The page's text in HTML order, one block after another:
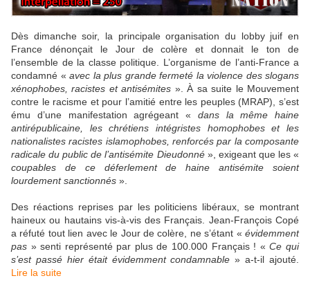
Dès dimanche soir, la principale organisation du lobby juif en
France dénonçait le Jour de colère et donnait le ton de
l’ensemble de la classe politique. L’organisme de l’anti-France a
condamné « avec la plus grande fermeté la violence des slogans
xénophobes, racistes et antisémites ». À sa suite le Mouvement
contre le racisme et pour l’amitié entre les peuples (MRAP), s’est
ému d’une manifestation agrégeant « dans la même haine
antirépublicaine, les chrétiens intégristes homophobes et les
nationalistes racistes islamophobes, renforcés par la composante
radicale du public de l’antisémite Dieudonné», exigeant que les «
coupables de ce déferlement de haine antisémite soient
lourdement sanctionnés ».
Des réactions reprises par les politiciens libéraux, se montrant
haineux ou hautains vis-à-vis des Français. Jean-François Copé
a réfuté tout lien avec le Jour de colère, ne s’étant « évidemment
pas » senti représenté par plus de 100.000 Français ! «Ce qui
s’est passé hier était évidemment condamnable » a-t-il ajouté.
Lire la suite